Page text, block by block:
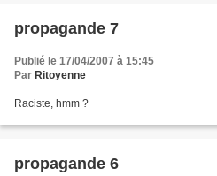
propagande 7
Publié le 17/04/2007 à 15:45
Par Ritoyenne
Raciste, hmm ?
propagande 6